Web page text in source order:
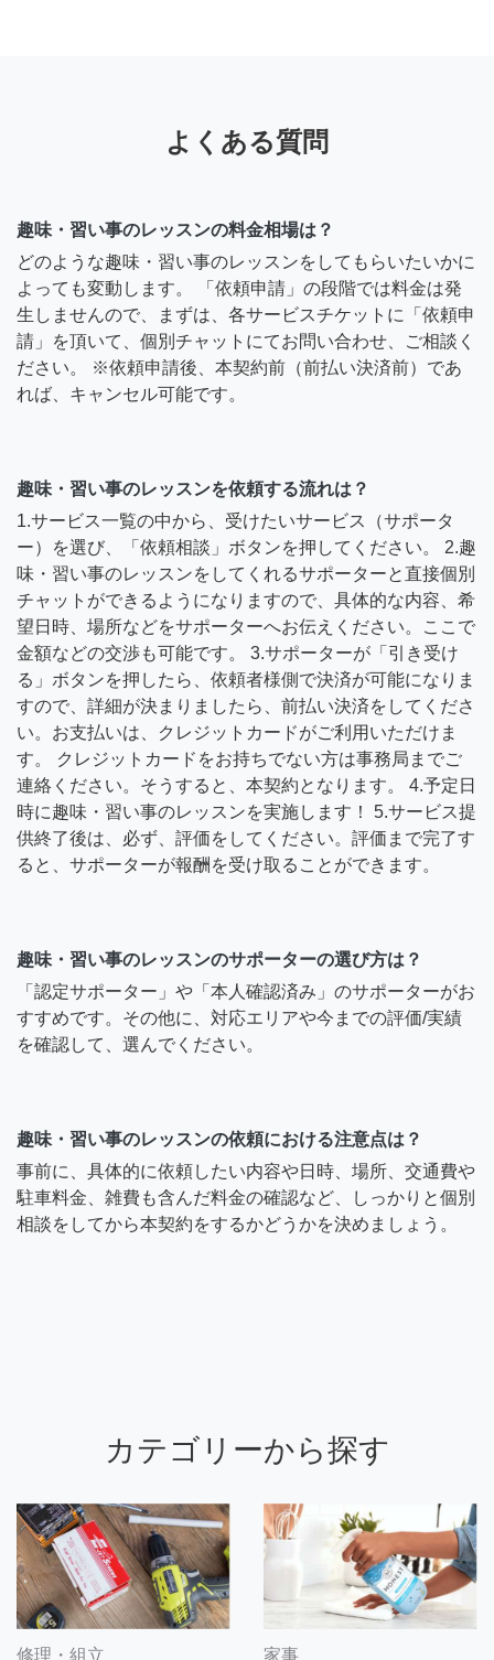
よくある質問
趣味・習い事のレッスンの料金相場は？
どのような趣味・習い事のレッスンをしてもらいたいかに
よっても変動します。 「依頼申請」の段階では料金は発
生しませんので、まずは、各サービスチケットに「依頼申
請」を頂いて、個別チャットにてお問い合わせ、ご相談く
ださい。 ※依頼申請後、本契約前（前払い決済前）であ
れば、キャンセル可能です。
趣味・習い事のレッスンを依頼する流れは？
1.サービス一覧の中から、受けたいサービス（サポータ
ー）を選び、「依頼相談」ボタンを押してください。 2.趣
味・習い事のレッスンをしてくれるサポーターと直接個別
チャットができるようになりますので、具体的な内容、希
望日時、場所などをサポーターへお伝えください。ここで
金額などの交渉も可能です。 3.サポーターが「引き受け
る」ボタンを押したら、依頼者様側で決済が可能になりま
すので、詳細が決まりましたら、前払い決済をしてくださ
い。お支払いは、クレジットカードがご利用いただけま
す。 クレジットカードをお持ちでない方は事務局までご
連絡ください。そうすると、本契約となります。 4.予定日
時に趣味・習い事のレッスンを実施します！ 5.サービス提
供終了後は、必ず、評価をしてください。評価まで完了す
ると、サポーターが報酬を受け取ることができます。
趣味・習い事のレッスンのサポーターの選び方は？
「認定サポーター」や「本人確認済み」のサポーターがお
すすめです。その他に、対応エリアや今までの評価/実績
を確認して、選んでください。
趣味・習い事のレッスンの依頼における注意点は？
事前に、具体的に依頼したい内容や日時、場所、交通費や
駐車料金、雑費も含んだ料金の確認など、しっかりと個別
相談をしてから本契約をするかどうかを決めましょう。
カテゴリーから探す
修理・組立 家事